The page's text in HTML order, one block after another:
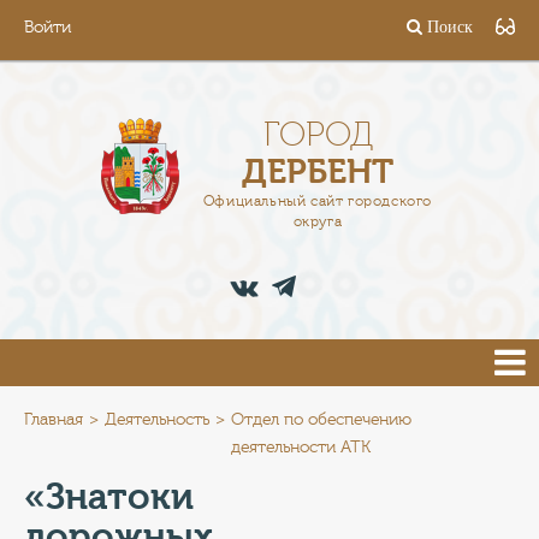
Войти Поиск
ГОРОД
ДЕРБЕНТ
Официальный сайт городского
округа
АДМИНИСТРАЦИЯ
ПРЕСС-ЦЕНТР
ТУРИСТАМ
Главная Деятельность
Отдел по обеспечению
деятельности АТК
«Знатоки